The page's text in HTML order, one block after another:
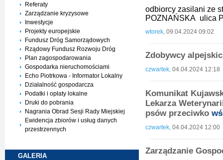
Referaty
Zarządzanie kryzysowe
Inwestycje
Projekty europejskie
Fundusz Dróg Samorządowych
Rządowy Fundusz Rozwoju Dróg
Plan zagospodarowania
Gospodarka nieruchomościami
Echo Piotrkowa - Informator Lokalny
Działalność gospodarcza
Podatki i opłaty lokalne
Druki do pobrania
Nagrania Obrad Sesji Rady Miejskiej
Ewidencja zbiorów i usług danych
przestrzennych
GALERIA
odbiorcy zasilani ze
POZNAŃSKA ulica
wtorek, 09.04.2024 09:02
Zdobywcy
czwartek, 04.04.2024 12:18
Komunikat
Lekarza
psów przeciwko
czwartek, 04.04.2024 12:00
Zarządzanie